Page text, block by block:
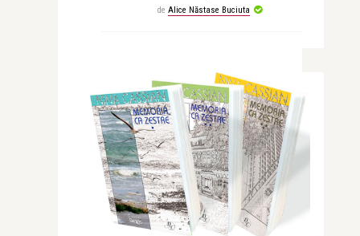
de Alice Năstase Buciuta